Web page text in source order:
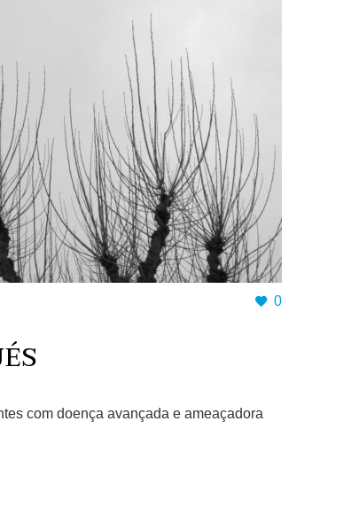
0
com doença avançada e ameaçadora